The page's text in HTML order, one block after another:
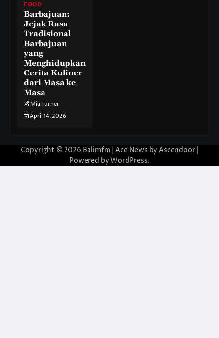
FOOD
Barbajuan:
Jejak Rasa
Tradisional
Barbajuan
yang
Menghidupkan
Cerita Kuliner
dari Masa ke
Masa
Mia Turner
April 14, 2026
Copyright © 2026 Balimfm | Ace News by Ascendoor
Powered by WordPress.